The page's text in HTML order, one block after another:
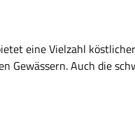
eine Vielzahl
Gewässern. Auch die